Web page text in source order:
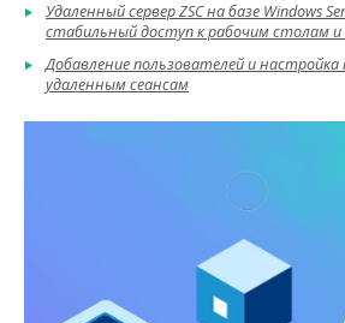
Удаленный сервер ZSC на базе Windows
стабильный доступ к рабочим столам
Добавление пользователей и настройка
удаленным сеансам